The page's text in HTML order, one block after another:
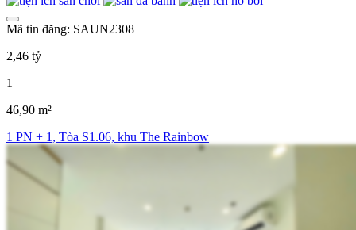
Mã tin đăng: SAUN2308
2,46 tỷ
1
46,90 m²
1 PN + 1, Tòa S1.06, khu The Rainbow